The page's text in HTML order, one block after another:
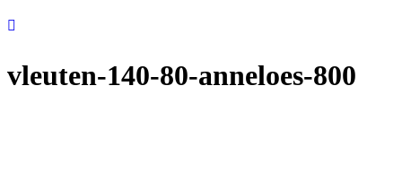
vleuten-140-80-anneloes-800